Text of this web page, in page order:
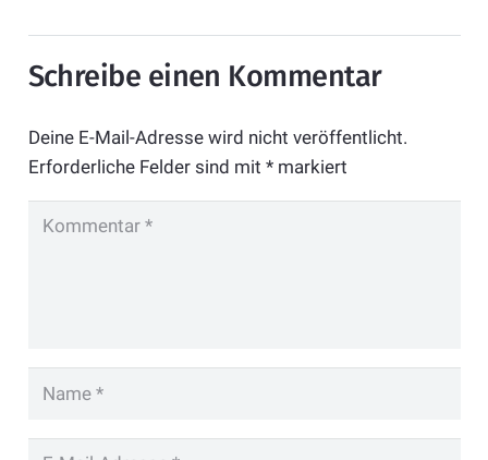
Schreibe einen Kommentar
Deine E-Mail-Adresse wird nicht veröffentlicht.
Erforderliche Felder sind mit *markiert